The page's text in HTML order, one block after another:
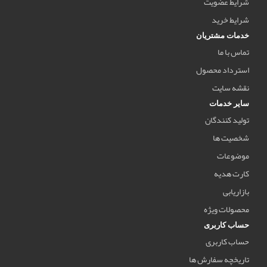
شرایط خرید
خدمات مشتریان
تماس با ما
استرداد محصول
نقشه سایت
سایر خدمات
تولید کنندگان
شخصیت ها
موضوعات
کارت هدیه
بازاریابی
محصولات ویژه
حساب کاربری
حساب کاربری
تاریخچه سفارش ها